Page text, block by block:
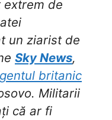
extrem de
un ziarist de
Sky News,
britanic
Militarii
că ar fi